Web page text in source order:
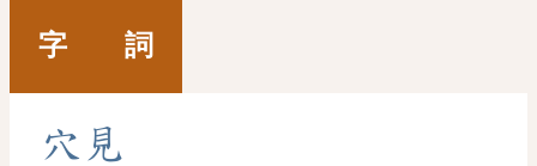
字 詞
穴 見